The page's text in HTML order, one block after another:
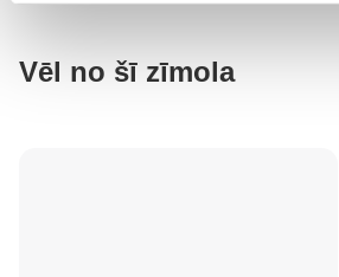
Vēl no šī zīmola